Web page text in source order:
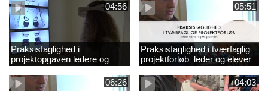
04:56
Praksisfaglighed i
projektopgaven ledere og
elever
05:51
Praksisfaglighed i tværfaglig
projektforløb_leder og elever
06:26 04:03